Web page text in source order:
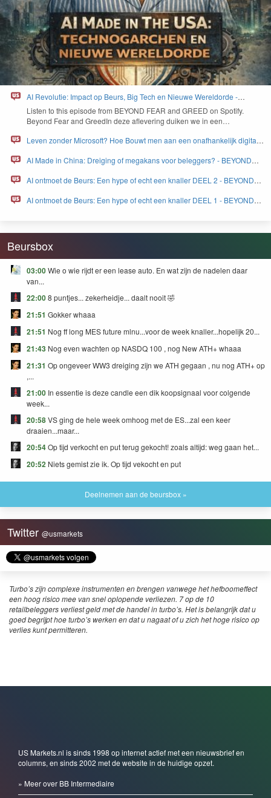
AI Revolutie: Impact op Beurs, Big Tech en Nieuwe Wereldorde -
BEYOND FEAR and GREED
Lis­ten to this episode from BEYOND FEAR and GREED on Spo­ti­fy.
Beyond Fear and Greed­In deze aflev­er­ing duiken we in een…
Leven zonder Microsoft? Hoe Bouwt men aan een onafhankelijk digitaal
AI Made in China: Dreiging of megakans voor beleggers? - BEYOND
AI ontmoet de Beurs: Een hype of echt een knaller DEEL 2 - BEYOND
AI ontmoet de Beurs: Een hype of echt een knaller DEEL 1 - BEYOND
Beursbox
03:00Wie o wie rijdt er een lease auto. En wat zijn de nadelen daar
van...
22:008 puntjes... zekerheidje... daalt nooit 🤣
21:51 Gokker whaaa
21:51 Nog ff long MES future mlnu...voor de week knaller...hopelijk 20...
21:43 Nog even wachten op NASDQ 100 , nog New ATH+ whaaa
21:31 Op ongeveer WW3 dreiging zijn we ATH gegaan , nu nog ATH+ op
,...
21:00 In essentie is deze candle een dik koopsignaal voor colgende
week...
20:58VS ging de hele week omhoog met de ES...zal een keer
draaien...maar...
20:54Op tijd verkocht en put terug gekocht! zoals altijd: weg gaan het...
20:52 Niets gemist zie ik. Op tijd vekocht en put
Deelnemen aan de beursbox »
Twitter @usmarkets
Turbo’s zijn complexe instrumenten en brengen vanwege het hefboomeffect
een hoog risico mee van snel oplopende verliezen. 7 op de 10
retailbeleggers verliest geld met de handel in turbo’s. Het is belangrijk dat u
goed begrijpt hoe turbo’s werken en dat u nagaat of u zich het hoge risico op
verlies kunt permitteren.
US Markets.nl is sinds 1998 op internet actief met een nieuwsbrief en
columns, en sinds 2002 met de website in de huidige opzet.
» Meer over BB Intermediaire